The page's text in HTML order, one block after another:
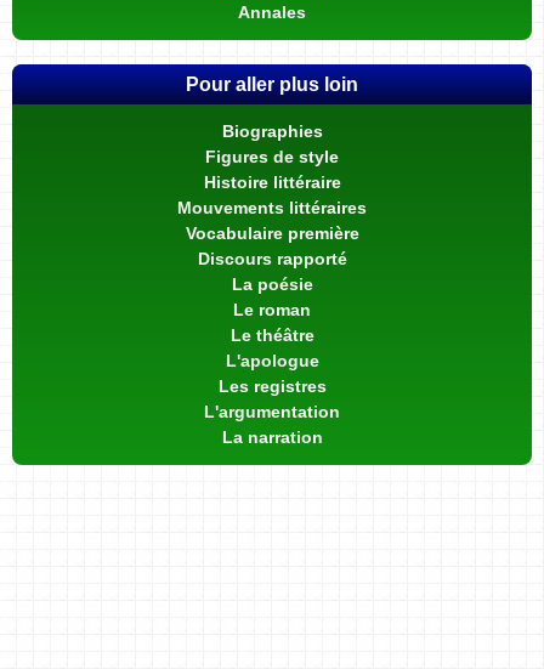
Annales
Pour aller plus loin
Biographies
Figures de style
Histoire littéraire
Mouvements littéraires
Vocabulaire première
Discours rapporté
La poésie
Le roman
Le théâtre
L'apologue
Les registres
L'argumentation
La narration